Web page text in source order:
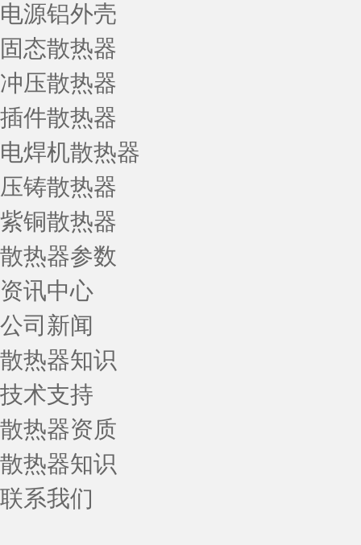
电源铝外壳
固态散热器
冲压散热器
插件散热器
电焊机散热器
压铸散热器
紫铜散热器
散热器参数
资讯中心
公司新闻
散热器知识
技术支持
散热器资质
散热器知识
联系我们